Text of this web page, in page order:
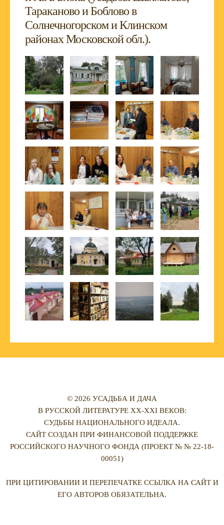
Тараканово и Боблово в
Солнечногорском и Клинском
районах Московской обл.).
© 2026 УСАДЬБА И ДАЧА
В РУССКОЙ ЛИТЕРАТУРЕ XX-XXI ВЕКОВ:
СУДЬБЫ НАЦИОНАЛЬНОГО ИДЕАЛА.
САЙТ СОЗДАН ПРИ ФИНАНСОВОЙ ПОДДЕРЖКЕ
РОССИЙСКОГО НАУЧНОГО ФОНДА (ПРОЕКТ № № 22-18-
00051)
ПРИ ЦИТИРОВАНИИ И ПЕРЕПЕЧАТКЕ ССЫЛКА НА САЙТ И
ЕГО АВТОРОВ ОБЯЗАТЕЛЬНА.